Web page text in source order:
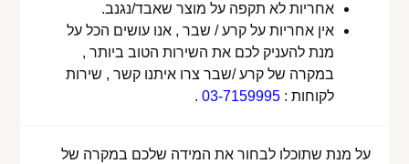
אחריות לא תקפה על מוצר שאבד/נגנב.
אין אחריות על קרע / שבר , אנו עושים הכל על
מנת להעניק לכם את השירות הטוב ביותר ,
במקרה של קרע /שבר צרו איתנו קשר , שירות
לקוחות :03-7159995
.
על מנת שתוכלו לבחור את המידה שלכם במקרה של